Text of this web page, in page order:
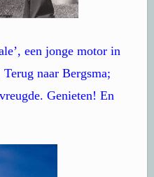
een jonge motor in
naar Bergsma;
Genieten! En